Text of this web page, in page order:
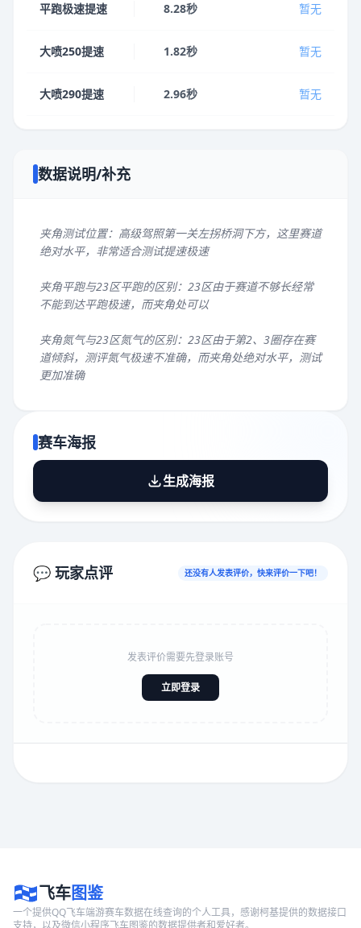
平跑极速提速 8.28秒 暂无
大喷250提速 1.82秒 暂无
大喷290提速 2.96秒 暂无
数据说明/补充
夹角测试位置：高级驾照第一关左拐桥洞下方，这里赛道
绝对水平，非常适合测试提速极速
夹角平跑与23区平跑的区别：23区由于赛道不够长经常
不能到达平跑极速，而夹角处可以
夹角氮气与23区氮气的区别：23区由于第2、3圈存在赛
道倾斜，测评氮气极速不准确，而夹角处绝对水平，测试
更加准确
赛车海报
生成海报
💬 玩家点评 还没有人发表评价，快来评价一下吧！
发表评价需要先登录账号
立即登录
飞车图鉴
一个提供QQ飞车端游赛车数据在线查询的个人工具，感谢柯基提供的数据接口
支持，以及微信小程序飞车图鉴的数据提供者和爱好者。